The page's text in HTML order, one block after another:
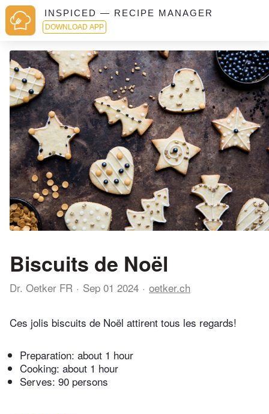
INSPICED — RECIPE MANAGER
DOWNLOAD APP
Biscuits de Noël
Dr. Oetker FR Sep 01 2024 oetker.ch
Ces jolis biscuits de Noël attirent tous les regards!
Preparation: about 1 hour
Cooking: about 1 hour
Serves: 90 persons